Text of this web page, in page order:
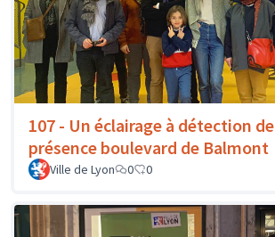
107 - Un éclairage à détection de
présence boulevard de Balmont
Ville de Lyon 0 0